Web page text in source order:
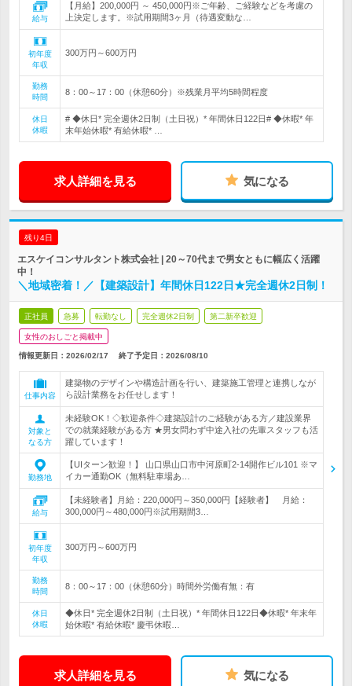
給与
【月給】200,000円 ～ 450,000円※ご年齢、ご経験などを考慮の
上決定します。※試用期間3ヶ月（待遇変動な…
初年度
年収
300万円～600万円
勤務
時間
8：00～17：00（休憩60分）※残業月平均5時間程度
休日
休暇
# ◆休日* 完全週休2日制（土日祝）* 年間休日122日# ◆休暇* 年
末年始休暇* 有給休暇* …
求人詳細を見る 気になる
残り4日
エスケイコンサルタント株式会社 | 20～70代まで男女ともに幅広く活躍
中！
＼地域密着！／【建築設計】年間休日122日★完全週休2日制！
正社員 急募 転勤なし 完全週休2日制 第二新卒歓迎
女性のおしごと掲載中
情報更新日：2026/02/17 終了予定日： 2026/08/10
仕事内容
建築物のデザインや構造計画を行い、建築施工管理と連携しなが
ら設計業務をお任せします！
対象と
なる方
未経験OK！◇歓迎条件◇建築設計のご経験がある方／建設業界
での就業経験がある方 ★男女問わず中途入社の先輩スタッフも活
躍しています！
勤務地
【UIターン歓迎！】 山口県山口市中河原町2-14開作ビル101 ※マ
イカー通勤OK（無料駐車場あ…
給与
【未経験者】月給：220,000円～350,000円【経験者】 月給：
300,000円～480,000円※試用期間3…
初年度
年収
300万円～600万円
勤務
時間
8：00～17：00（休憩60分）時間外労働有無：有
休日
休暇
◆休日* 完全週休2日制（土日祝）* 年間休日122日◆休暇* 年末年
始休暇* 有給休暇* 慶弔休暇…
求人詳細を見る 気になる